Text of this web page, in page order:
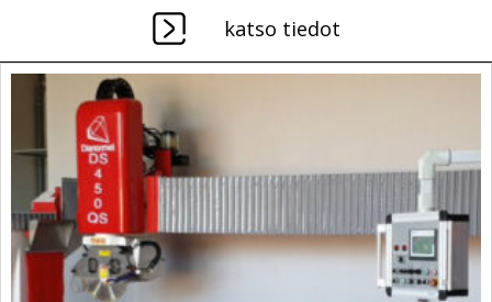
katso tiedot